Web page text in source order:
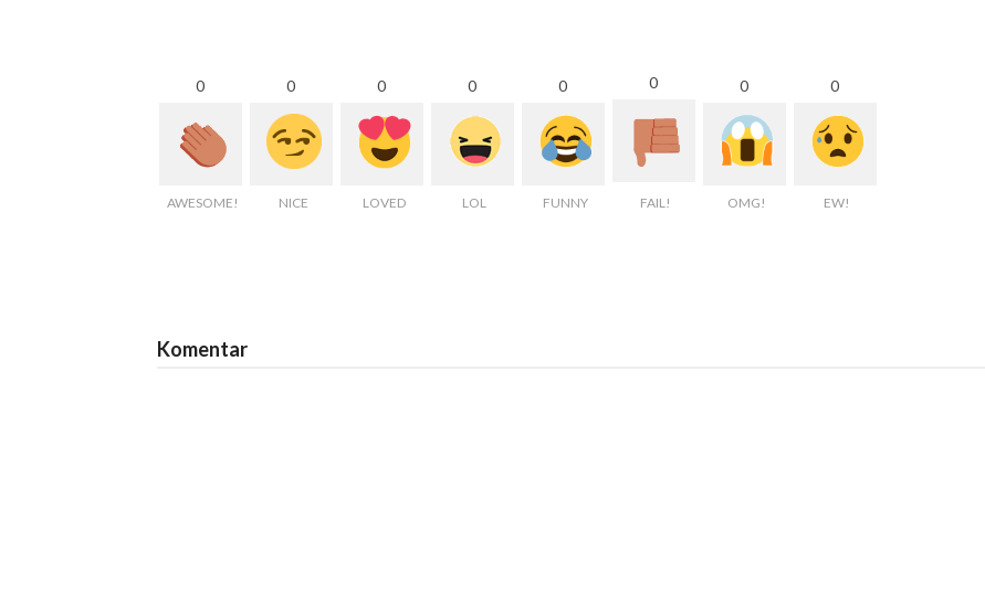
0
AWESOME!
0
NICE
0
LOVED
0
LOL
0
FUNNY
0
FAIL!
0
OMG!
0
EW!
Komentar